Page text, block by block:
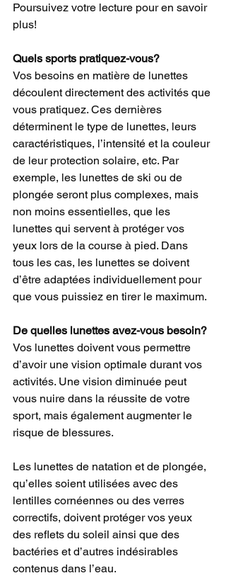
Poursuivez votre lecture pour en savoir
plus!
Quels sports pratiquez-vous?
Vos besoins en matière de lunettes
découlent directement des activités que
vous pratiquez. Ces dernières
déterminent le type de lunettes, leurs
caractéristiques, l’intensité et la couleur
de leur protection solaire, etc. Par
exemple, les lunettes de ski ou de
plongée seront plus complexes, mais
non moins essentielles, que les
lunettes qui servent à protéger vos
yeux lors de la course à pied. Dans
tous les cas, les lunettes se doivent
d’être adaptées individuellement pour
que vous puissiez en tirer le maximum.
De quelles lunettes avez-vous besoin?
Vos lunettes doivent vous permettre
d’avoir une vision optimale durant vos
activités. Une vision diminuée peut
vous nuire dans la réussite de votre
sport, mais également augmenter le
risque de blessures.
Les lunettes de natation et de plongée,
qu’elles soient utilisées avec des
lentilles cornéennes ou des verres
correctifs, doivent protéger vos yeux
des reflets du soleil ainsi que des
bactéries et d’autres indésirables
contenus dans l’eau.